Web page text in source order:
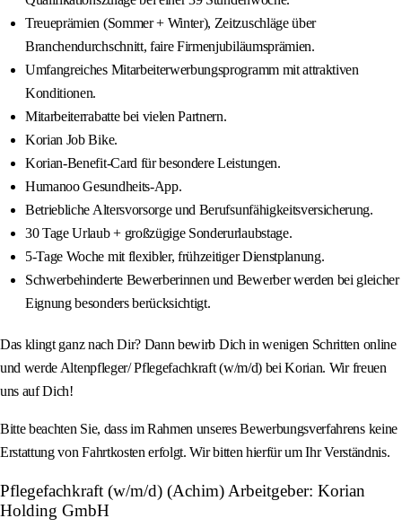
Treueprämien (Sommer + Winter), Zeitzuschläge über
Branchendurchschnitt, faire Firmenjubiläumsprämien.
Umfangreiches Mitarbeiterwerbungsprogramm mit attraktiven
Konditionen.
Mitarbeiterrabatte bei vielen Partnern.
Korian Job Bike.
Korian-Benefit-Card für besondere Leistungen.
Humanoo Gesundheits-App.
Betriebliche Altersvorsorge und Berufsunfähigkeitsversicherung.
30 Tage Urlaub + großzügige Sonderurlaubstage.
5-Tage Woche mit flexibler, frühzeitiger Dienstplanung.
Schwerbehinderte Bewerberinnen und Bewerber werden bei gleicher
Eignung besonders berücksichtigt.
Das klingt ganz nach Dir? Dann bewirb Dich in wenigen Schritten online
und werde Altenpfleger/ Pflegefachkraft (w/m/d) bei Korian. Wir freuen
uns auf Dich!
Bitte beachten Sie, dass im Rahmen unseres Bewerbungsverfahrens keine
Erstattung von Fahrtkosten erfolgt. Wir bitten hierfür um Ihr Verständnis.
Pflegefachkraft (w/m/d) (Achim) Arbeitgeber: Korian
Holding GmbH